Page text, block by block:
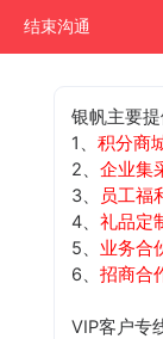
结束沟通
银帆主要
1、 积分商
2、 企业集
3、
员工福
4、 礼品定
5、 业务合
6、 招商合
VIP客户专